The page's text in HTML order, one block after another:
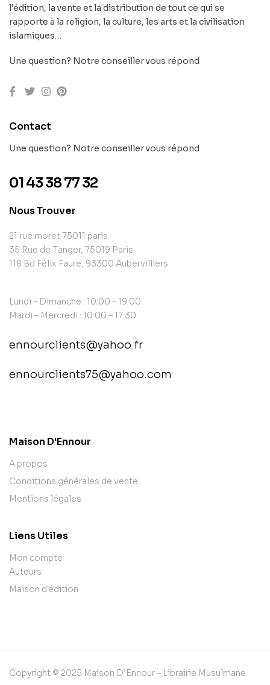
l’édition, la vente et la distribution de tout ce qui se
rapporte à la religion, la culture, les arts et la civilisation
islamiques…
Une question? Notre conseiller vous répond
Contact
Une question? Notre conseiller vous répond
01 43 38 77 32
Nous Trouver
21 rue moret 75011 paris
35 Rue de Tanger, 75019 Paris
118 Bd Félix Faure, 93300 Aubervilliers
Lundi – Dimanche : 10:00 – 19:00
Mardi – Mercredi : 10:00 – 17:30
ennourclients@yahoo.fr
ennourclients75@yahoo.com
Maison D'Ennour
A propos
Conditions générales de vente
Mentions légales
Liens Utiles
Mon compte
Auteurs
Maison d'édition
Copyright © 2025 Maison D’Ennour – Librairie Musulmane